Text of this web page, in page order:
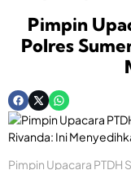
Pimpin
Polres
Pimpin Upacara PTDH